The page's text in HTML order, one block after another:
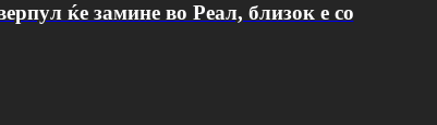
ќе замине во Реал, близок е со